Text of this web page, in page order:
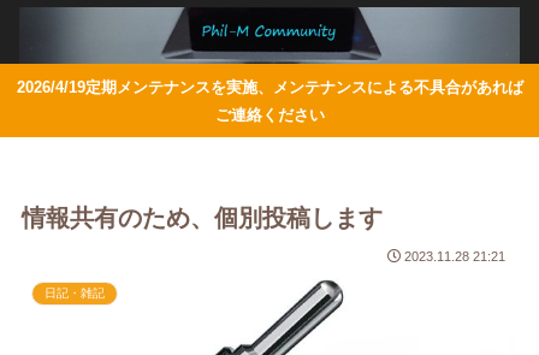
2026/4/19定期メンテナンスを実施、メンテナンスによる不具合があれば
ご連絡ください
情報共有のため、個別投稿します
2023.11.28 21:21
日記・雑記